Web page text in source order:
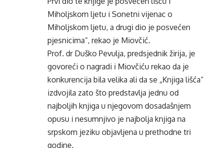
Miholjskom ljetu i Sonetni vijenac o
Miholjskom ljetu, a drugi dio je posvećen
pjesnicima“, rekao je Miovčić.
Prof. dr Duško Pevulja, predsjednik žirija, je
govoreći o nagradi i Miovčiću rekao da je
konkurencija bila velika ali da se „Knjiga lišća“
izdvojila zato što predstavlja jednu od
najboljih knjiga u njegovom dosadašnjem
opusu i nesumnjivo je najbolja knjiga na
srpskom jeziku objavljena u prethodne tri
godine.